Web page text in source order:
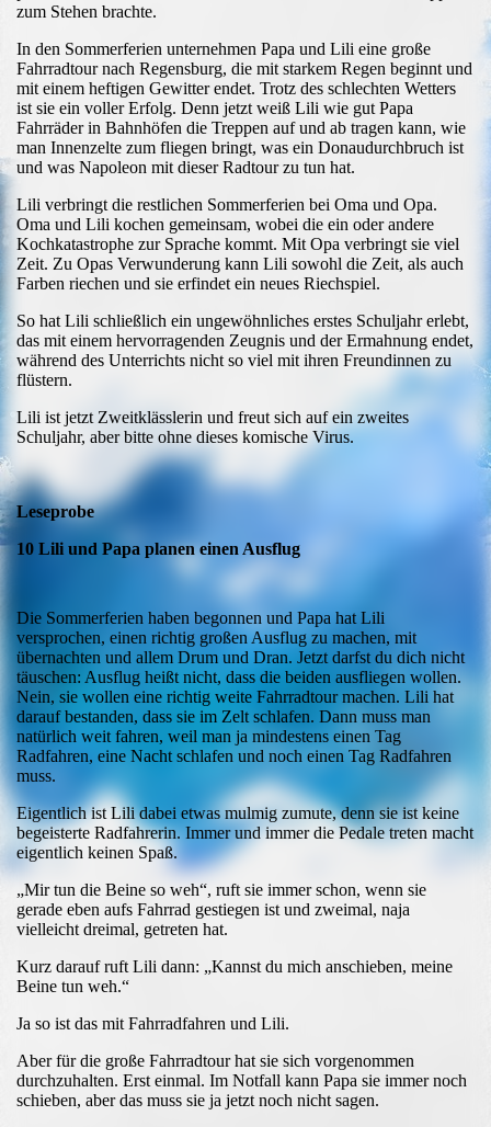
zum Stehen brachte.
In den Sommerferien unternehmen Papa und Lili eine große
Fahrradtour nach Regensburg, die mit starkem Regen beginnt und
mit einem heftigen Gewitter endet. Trotz des schlechten Wetters
ist sie ein voller Erfolg. Denn jetzt weiß Lili wie gut Papa
Fahrräder in Bahnhöfen die Treppen auf und ab tragen kann, wie
man Innenzelte zum fliegen bringt, was ein Donaudurchbruch ist
und was Napoleon mit dieser Radtour zu tun hat.
Lili verbringt die restlichen Sommerferien bei Oma und Opa.
Oma und Lili kochen gemeinsam, wobei die ein oder andere
Kochkatastrophe zur Sprache kommt. Mit Opa verbringt sie viel
Zeit. Zu Opas Verwunderung kann Lili sowohl die Zeit, als auch
Farben riechen und sie erfindet ein neues Riechspiel.
So hat Lili schließlich ein ungewöhnliches erstes Schuljahr erlebt,
das mit einem hervorragenden Zeugnis und der Ermahnung endet,
während des Unterrichts nicht so viel mit ihren Freundinnen zu
flüstern.
Lili ist jetzt Zweitklässlerin und freut sich auf ein zweites
Schuljahr, aber bitte ohne dieses komische Virus.
Leseprobe
10 Lili und Papa planen einen Ausflug
Die Sommerferien haben begonnen und Papa hat Lili
versprochen, einen richtig großen Ausflug zu machen, mit
übernachten und allem Drum und Dran. Jetzt darfst du dich nicht
täuschen: Ausflug heißt nicht, dass die beiden ausfliegen wollen.
Nein, sie wollen eine richtig weite Fahrradtour machen. Lili hat
darauf bestanden, dass sie im Zelt schlafen. Dann muss man
natürlich weit fahren, weil man ja mindestens einen Tag
Radfahren, eine Nacht schlafen und noch einen Tag Radfahren
muss.
Eigentlich ist Lili dabei etwas mulmig zumute, denn sie ist keine
begeisterte Radfahrerin. Immer und immer die Pedale treten macht
eigentlich keinen Spaß.
„Mir tun die Beine so weh“, ruft sie immer schon, wenn sie
gerade eben aufs Fahrrad gestiegen ist und zweimal, naja
vielleicht dreimal, getreten hat.
Kurz darauf ruft Lili dann: „Kannst du mich anschieben, meine
Beine tun weh.“
Ja so ist das mit Fahrradfahren und Lili.
Aber für die große Fahrradtour hat sie sich vorgenommen
durchzuhalten. Erst einmal. Im Notfall kann Papa sie immer noch
schieben, aber das muss sie ja jetzt noch nicht sagen.